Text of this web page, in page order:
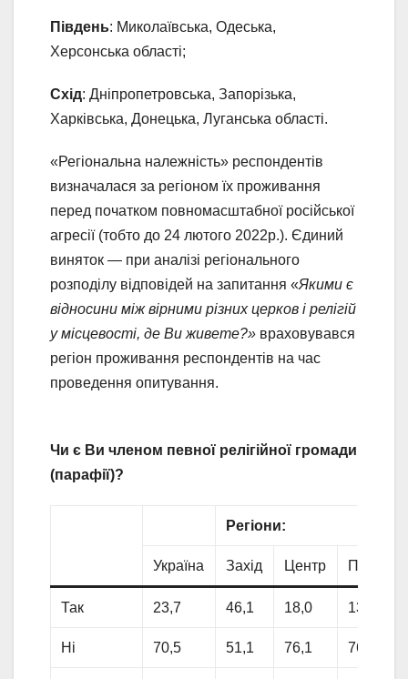
Південь: Миколаївська, Одеська,
Херсонська області;
Схід: Дніпропетровська, Запорізька,
Харківська, Донецька, Луганська області.
«Регіональна належність» респондентів
визначалася за регіоном їх проживання
перед початком повномасштабної російської
агресії (тобто до 24 лютого 2022р.). Єдиний
виняток — при аналізі регіонального
розподілу відповідей на запитання «Якими є
відносини між вірними різних церков і релігій
у місцевості, де Ви живете?» враховувався
регіон проживання респондентів на час
проведення опитування.
Чи є Ви членом певної релігійної громади
(парафії)?
Регіони:
Україна Захід Центр Південь
Так 23,7 46,1 18,0 13,2
Ні 70,5 51,1 76,1 76,9